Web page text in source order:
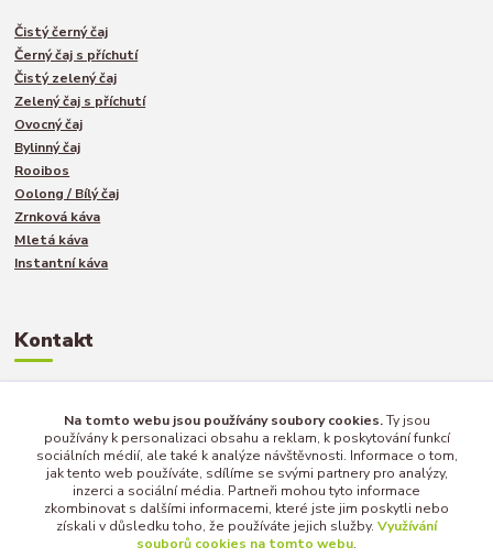
Čistý černý čaj
Černý čaj s příchutí
Čistý zelený čaj
Zelený čaj s příchutí
Ovocný čaj
Bylinný čaj
Rooibos
Oolong / Bílý čaj
Zrnková káva
Mletá káva
Instantní káva
Kontakt
Jakub Turek
+420 735 040 893
info@afternoon-tea.cz
Na tomto webu jsou používány soubory cookies.Ty jsou
používány k personalizaci obsahu a reklam, k poskytování funkcí
sociálních médií, ale také k analýze návštěvnosti. Informace o tom,
jak tento web používáte, sdílíme se svými partnery pro analýzy,
inzerci a sociální média. Partneři mohou tyto informace
zkombinovat s dalšími informacemi, které jste jim poskytli nebo
získali v důsledku toho, že používáte jejich služby. Využívání
souborů cookies na tomto webu.